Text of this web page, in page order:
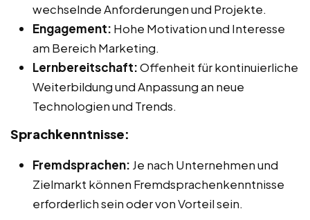
wechselnde Anforderungen und Projekte.
Engagement: Hohe Motivation und Interesse
am Bereich Marketing.
Lernbereitschaft:Offenheit für kontinuierliche
Weiterbildung und Anpassung an neue
Technologien und Trends.
Sprachkenntnisse:
Fremdsprachen: Je nach Unternehmen und
Zielmarkt können Fremdsprachenkenntnisse
erforderlich sein oder von Vorteil sein.